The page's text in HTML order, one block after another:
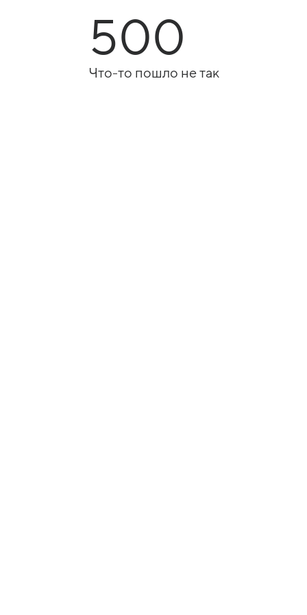
500
Что-то пошло не так